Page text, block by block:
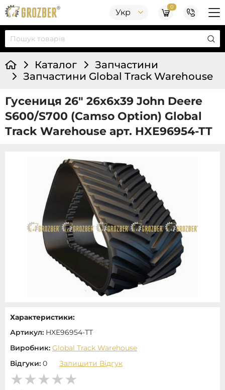
Укр
0
Каталог
Запчастини
Запчастини Global Track Warehouse
Гусениця 26" 26x6x39 John Deere
S600/S700 (Camso Option) Global
Track Warehouse арт. HXE96954-TT
Характеристики:
Артикул: HXE96954-TT
Виробник: Global Track Warehouse
Відгуки: 0 Залишити Відгук